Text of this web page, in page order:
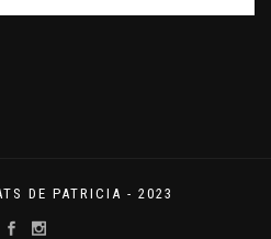
DE PATRICIA - 2023